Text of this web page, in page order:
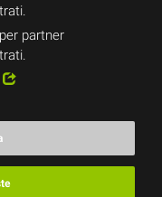
partner